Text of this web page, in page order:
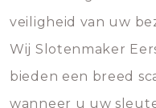
veiligheid van uw
Wij Slotenmaker
bieden een breed
wanneer u uw